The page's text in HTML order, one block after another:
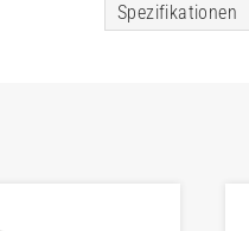
Spezifikationen